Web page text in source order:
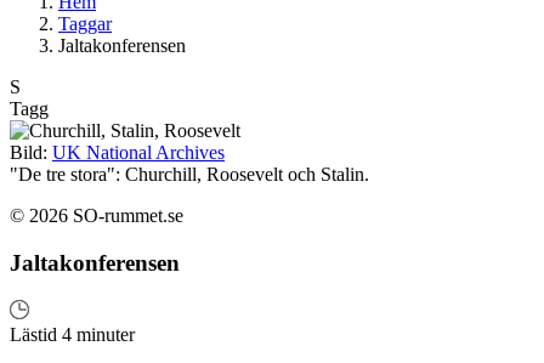
Taggar
Jaltakonferensen
S
Tagg
Bild: UK National Archives
"De tre stora": Churchill, Roosevelt och Stalin.
© 2026 SO-rummet.se
Jaltakonferensen
Lästid 4 minuter